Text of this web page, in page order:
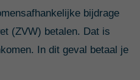
bijdrage
(ZVW) betalen. Dat is
In dit geval betaal je